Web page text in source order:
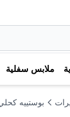
ملابس سفلية
بوستييه